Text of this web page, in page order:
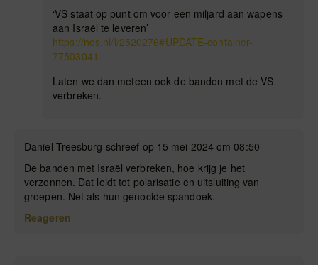
‘VS staat op punt om voor een miljard aan wapens
aan Israël te leveren’
https://nos.nl/l/2520276#UPDATE-container-
77503041
Laten we dan meteen ook de banden met de VS
verbreken.
Daniel Treesburg schreef op 15 mei 2024 om 08:50
De banden met Israël verbreken, hoe krijg je het
verzonnen. Dat leidt tot polarisatie en uitsluiting van
groepen. Net als hun genocide spandoek.
Reageren